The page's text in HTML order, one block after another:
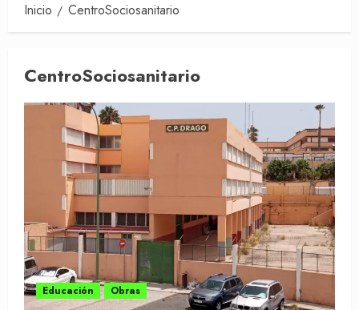
Inicio CentroSociosanitario
CentroSociosanitario
Educación Obras